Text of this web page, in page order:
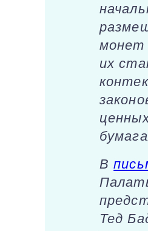
монет
их
В
Тед